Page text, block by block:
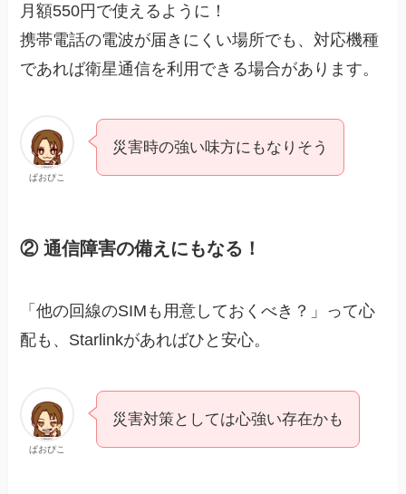
月額550円で使えるように！
携帯電話の電波が届きにくい場所でも、対応機種
であれば衛星通信を利用できる場合があります。
ぱおぴこ
災害時の強い味方にもなりそう
② 通信障害の備えにもなる！
「他の回線のSIMも用意しておくべき？」って心
配も、Starlinkがあればひと安心。
ぱおぴこ
災害対策としては心強い存在かも